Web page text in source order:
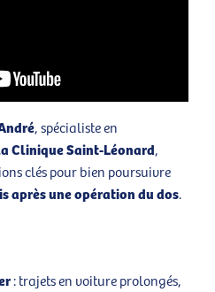
, spécialiste en
Clinique Saint-Léonard,
clés pour bien poursuivre
après une opération du dos.
: trajets en voiture prolongés,